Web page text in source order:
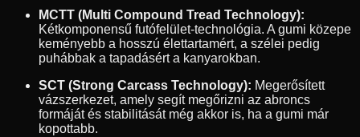
MCTT (Multi Compound Tread Technology):
Kétkomponensű futófelület-technológia. A gumi közepe
keményebb a hosszú élettartamért, a szélei pedig
puhábbak a tapadásért a kanyarokban.
SCT (Strong Carcass Technology): Megerősített
vázszerkezet, amely segít megőrizni az abroncs
formáját és stabilitását még akkor is, ha a gumi már
kopottabb.